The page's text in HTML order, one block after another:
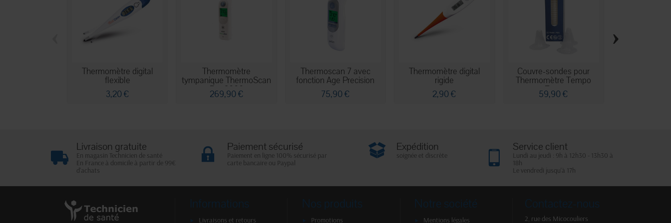
Thermomètre digital
flexible
3,20 €
Thermomètre
tympanique ThermoScan
Pro 6000
269,90 €
Thermoscan 7 avec
fonction Age Precision
75,90 €
Thermomètre digital
rigide
2,90 €
Couvre-sondes pour
Thermomètre Tempo
Ear...
59,90 €
›
Livraison gratuite
En magasin Technicien de santé
En France à domicile à partir de 99€
d'achats
Paiement sécurisé
Paiement en ligne 100% sécurisé par
carte bancaire ou Paypal
Expédition
soignée et discrète
Service client
Lundi au jeudi : 9h à 12h30 - 13h30 à
18h
Le vendredi jusqu'à 17h
Informations
Livraisons et retours
Nos produits
Promotions
Notre société
Mentions légales
Contactez-nous
2, rue des Micocouliers